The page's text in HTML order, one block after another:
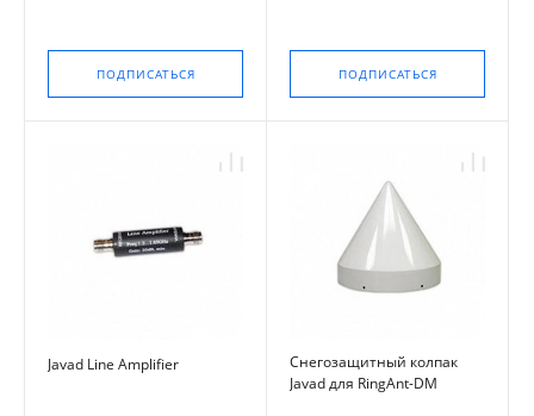
ПОДПИСАТЬСЯ ПОДПИСАТЬСЯ
Javad Line Amplifier
Снегозащитный колпак
Javad для RingAnt-DM